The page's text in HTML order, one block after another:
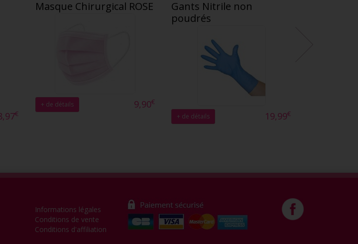
€
Masque Chirurgical ROSE
+ de détails 9,90€
Gants Nitrile non
poudrés
+ de détails 19,99€
Informations légales
Conditions de vente
Conditions d'affiliation